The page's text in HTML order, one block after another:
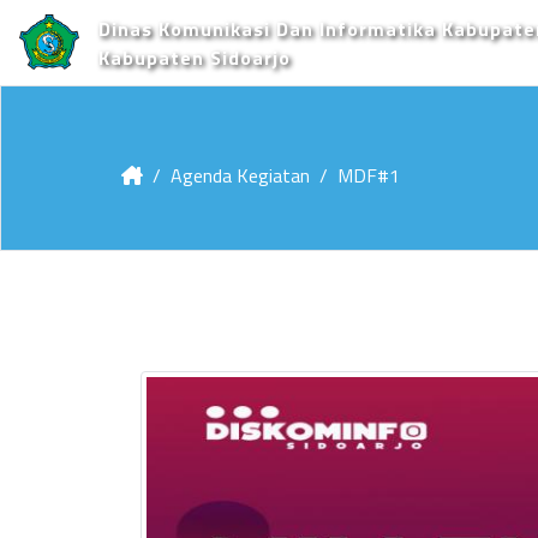
Dinas Komunikasi Dan Informatika
Kabupaten Sidoarjo
Agenda Kegiatan MDF#1